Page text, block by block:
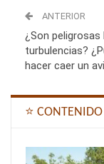
ANTERIOR
¿Son peligrosas
turbulencias?
hacer caer un
⭐